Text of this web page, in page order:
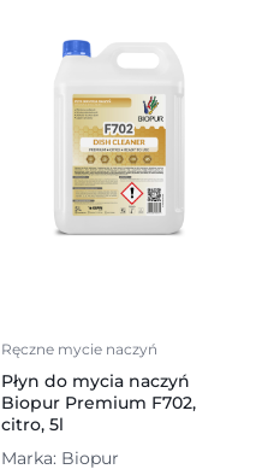
Ręczne mycie naczyń
Płyn do mycia naczyń
Biopur Premium F702,
citro, 5l
Marka: Biopur